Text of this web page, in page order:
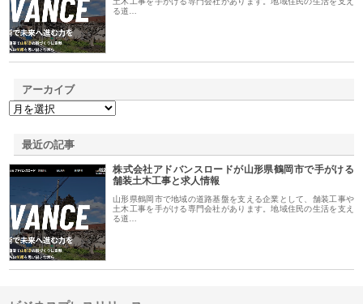
る道…
アーカイブ
最近の記事
株式会社アドバンスロードが山形県鶴岡市で手がける
舗装土木工事と求人情報
山形県鶴岡市で地域の道路基盤を支える企業として、舗装工事や
土木工事を手がける専門会社があります。地域住民の生活を支え
る道…